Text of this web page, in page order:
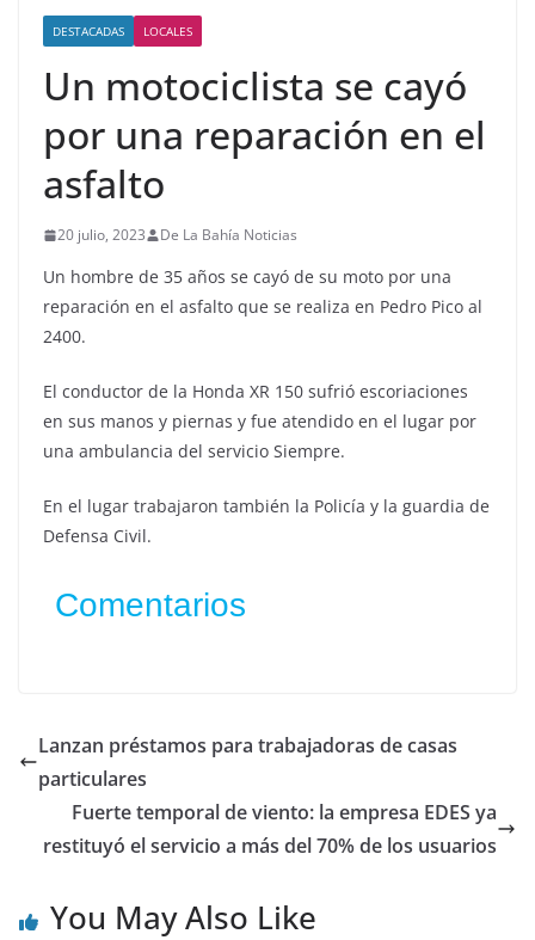
DESTACADAS LOCALES
Un motociclista se cayó
por una reparación en el
asfalto
20 julio, 2023 De La Bahía Noticias
Un hombre de 35 años se cayó de su moto por una
reparación en el asfalto que se realiza en Pedro Pico al
2400.
El conductor de la Honda XR 150 sufrió escoriaciones
en sus manos y piernas y fue atendido en el lugar por
una ambulancia del servicio Siempre.
En el lugar trabajaron también la Policía y la guardia de
Defensa Civil.
Comentarios
Lanzan préstamos para trabajadoras de casas
particulares
Fuerte temporal de viento: la empresa EDES ya
restituyó el servicio a más del 70% de los usuarios
You May Also Like